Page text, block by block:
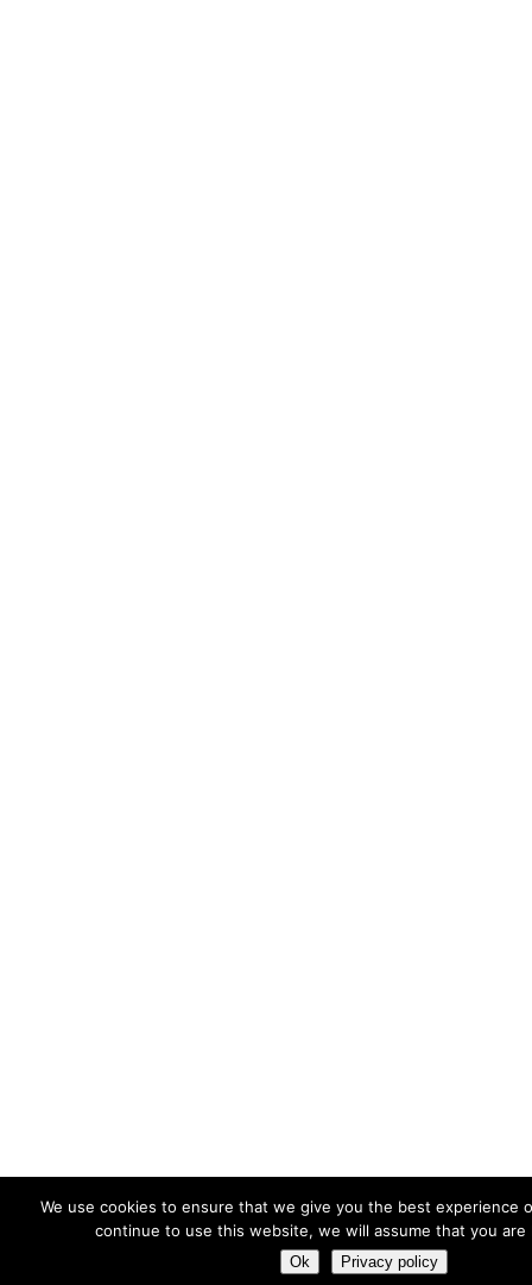
We use cookies to ensure that we give you the best experience
continue to use this website, we will assume that you are
Ok Privacy policy